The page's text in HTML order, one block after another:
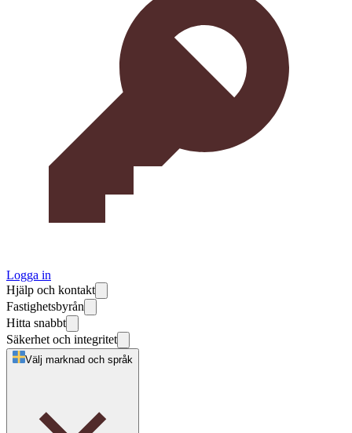
Logga in
Hjälp och kontakt
Fastighetsbyrån
Hitta snabbt
Säkerhet och integritet
Välj marknad och språk